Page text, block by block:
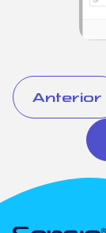
Anterior